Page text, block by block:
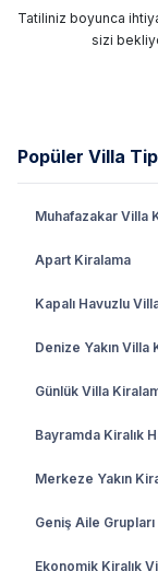
Tatiliniz boyunca
sizi
Popüler Villa
Muhafazakar Villa
Apart Kiralama
Kapalı Havuzlu
Denize Yakın Villa
Günlük Villa
Bayramda Kiralık
Merkeze Yakın
Geniş Aile Grupları
Ekonomik Kiralık